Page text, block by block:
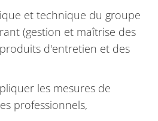
et technique du groupe
(gestion et maîtrise des
d'entretien et des
les mesures de
professionnels,